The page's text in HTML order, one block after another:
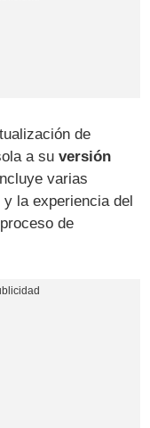
de
a suversión
varias
la experiencia del
de